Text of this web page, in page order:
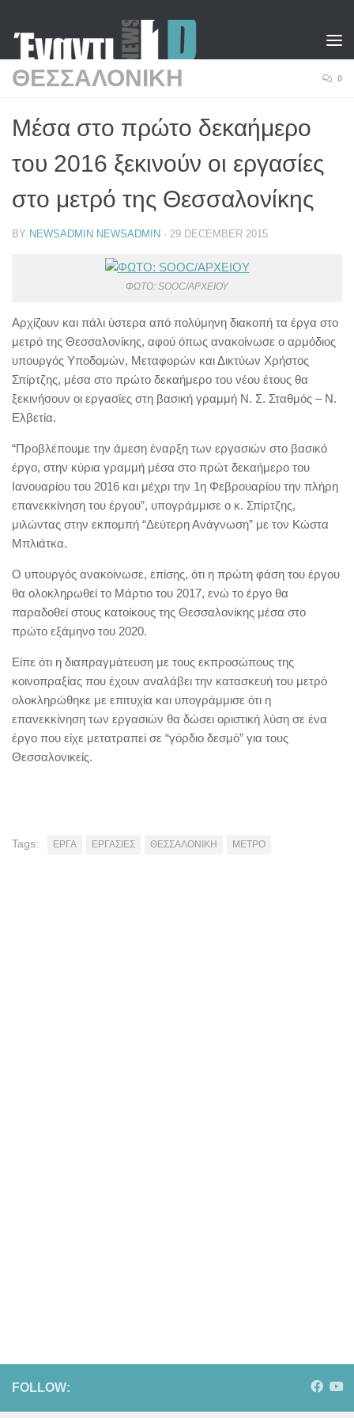
ΘΕΣΣΑΛΟΝΙΚΗ 0
Μέσα στο πρώτο δεκαήμερο
του 2016 ξεκινούν οι εργασίες
στο μετρό της Θεσσαλονίκης
BY NEWSADMIN NEWSADMIN · 29 DECEMBER 2015
ΦΩΤΟ: SOOC/ΑΡΧΕΙΟΥ
Αρχίζουν και πάλι ύστερα από πολύμηνη διακοπή τα έργα στο
μετρό της Θεσσαλονίκης, αφού όπως ανακοίνωσε ο αρμόδιος
υπουργός Υποδομών, Μεταφορών και Δικτύων Χρήστος
Σπίρτζης, μέσα στο πρώτο δεκαήμερο του νέου έτους θα
ξεκινήσουν οι εργασίες στη βασική γραμμή Ν. Σ. Σταθμός – Ν.
Ελβετία.
“Προβλέπουμε την άμεση έναρξη των εργασιών στο βασικό
έργο, στην κύρια γραμμή μέσα στο πρώτ δεκαήμερο του
Ιανουαρίου του 2016 και μέχρι την 1η Φεβρουαρίου την πλήρη
επανεκκίνηση του έργου”, υπογράμμισε ο κ. Σπίρτζης,
μιλώντας στην εκπομπή “Δεύτερη Ανάγνωση” με τον Κώστα
Μπλιάτκα.
Ο υπουργός ανακοίνωσε, επίσης, ότι η πρώτη φάση του έργου
θα ολοκληρωθεί το Μάρτιο του 2017, ενώ το έργο θα
παραδοθεί στους κατοίκους της Θεσσαλονίκης μέσα στο
πρώτο εξάμηνο του 2020.
Είπε ότι η διαπραγμάτευση με τους εκπροσώπους της
κοινοπραξίας που έχουν αναλάβει την κατασκευή του μετρό
ολοκληρώθηκε με επιτυχία και υπογράμμισε ότι η
επανεκκίνηση των εργασιών θα δώσει οριστική λύση σε ένα
έργο που είχε μετατραπεί σε “γόρδιο δεσμό” για τους
Θεσσαλονικείς.
Tags: ΕΡΓΑ ΕΡΓΑΣΙΕΣ ΘΕΣΣΑΛΟΝΙΚΗ ΜΕΤΡΟ
FOLLOW: